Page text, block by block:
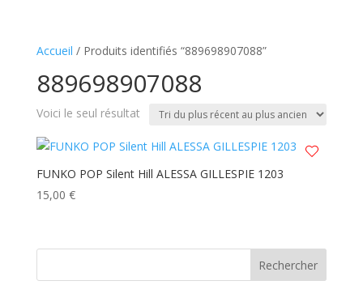
Accueil / Produits identifiés “889698907088”
889698907088
Voici le seul résultat
FUNKO POP Silent Hill ALESSA GILLESPIE 1203
15,00 €